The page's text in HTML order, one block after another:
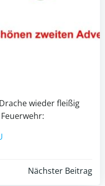
wieder fleißig
PostNächster Beitrag